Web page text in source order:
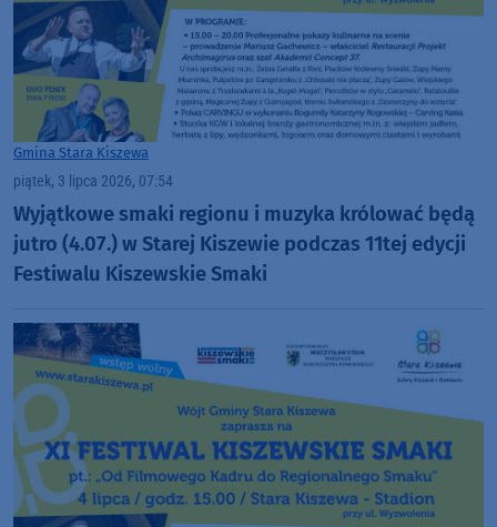
Gmina Stara Kiszewa
piątek, 3 lipca 2026, 07:54
Wyjątkowe smaki regionu i muzyka królować będą
jutro (4.07.) w Starej Kiszewie podczas 11tej edycji
Festiwalu Kiszewskie Smaki